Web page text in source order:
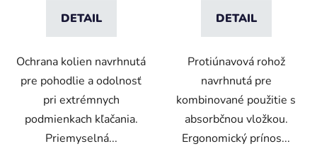
DETAIL
Ochrana kolien navrhnutá
pre pohodlie a odolnosť
pri extrémnych
podmienkach kľačania.
Priemyselná...
DETAIL
Protiúnavová rohož
navrhnutá pre
kombinované použitie s
absorbčnou vložkou.
Ergonomický prínos...